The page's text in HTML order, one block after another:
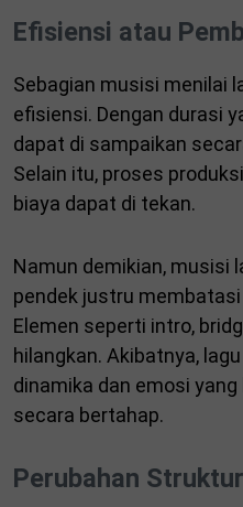
Efisiensi atau
Sebagian musisi menilai
efisiensi. Dengan durasi
dapat di sampaikan
Selain itu, proses
biaya dapat di tekan.
Namun demikian, musisi
pendek justru
Elemen seperti intro,
hilangkan. Akibatnya,
dinamika dan emosi
secara bertahap.
Perubahan